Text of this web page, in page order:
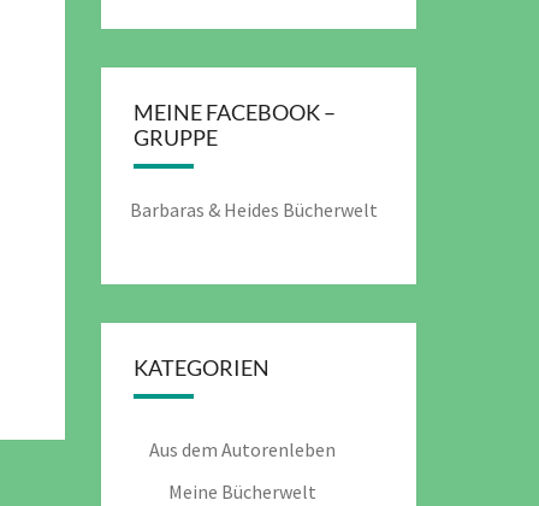
MEINE FACEBOOK –
GRUPPE
Barbaras & Heides Bücherwelt
KATEGORIEN
Aus dem Autorenleben
Meine Bücherwelt